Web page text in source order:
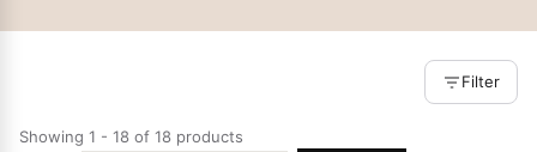
Filter
Showing 1 - 18 of 18 products